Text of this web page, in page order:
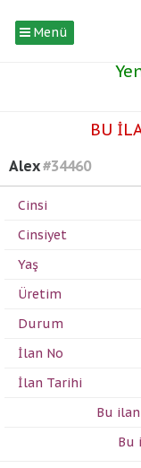
Menü
BU
Alex#34460
Cinsi
Cinsiyet
Yaş
Üretim
Durum
İlan No
İlan Tarihi
Bu ilan
Bu